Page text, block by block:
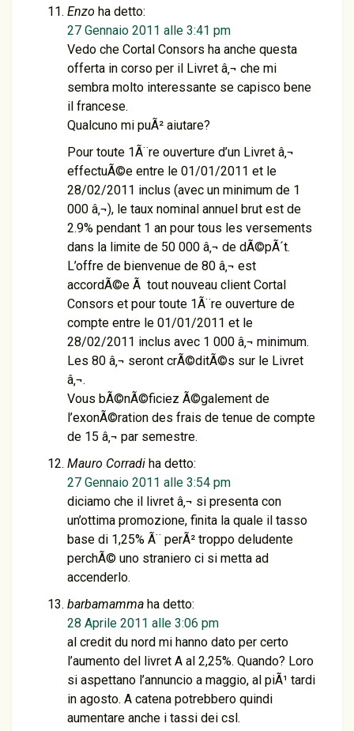
Enzo ha detto:
27 Gennaio 2011 alle 3:41 pm
Vedo che Cortal Consors ha anche questa
offerta in corso per il Livret â‚¬ che mi
sembra molto interessante se capisco bene
il francese.
Qualcuno mi puÃ² aiutare?
Pour toute 1Ã¨re ouverture d’un Livret â‚¬
effectuÃ©e entre le 01/01/2011 et le
28/02/2011 inclus (avec un minimum de 1
000 â‚¬), le taux nominal annuel brut est de
2.9% pendant 1 an pour tous les versements
dans la limite de 50 000 â‚¬ de dÃ©pÃ´t.
L’offre de bienvenue de 80 â‚¬ est
accordÃ©e Ã tout nouveau client Cortal
Consors et pour toute 1Ã¨re ouverture de
compte entre le 01/01/2011 et le
28/02/2011 inclus avec 1 000 â‚¬ minimum.
Les 80 â‚¬ seront crÃ©ditÃ©s sur le Livret
â‚¬.
Vous bÃ©nÃ©ficiez Ã©galement de
l’exonÃ©ration des frais de tenue de compte
de 15 â‚¬ par semestre.
Mauro Corradi ha detto:
27 Gennaio 2011 alle 3:54 pm
diciamo che il livret â‚¬ si presenta con
un’ottima promozione, finita la quale il tasso
base di 1,25% Ã¨ perÃ² troppo deludente
perchÃ© uno straniero ci si metta ad
accenderlo.
barbamamma ha detto:
28 Aprile 2011 alle 3:06 pm
al credit du nord mi hanno dato per certo
l’aumento del livret A al 2,25%. Quando? Loro
si aspettano l’annuncio a maggio, al piÃ¹ tardi
in agosto. A catena potrebbero quindi
aumentare anche i tassi dei csl.